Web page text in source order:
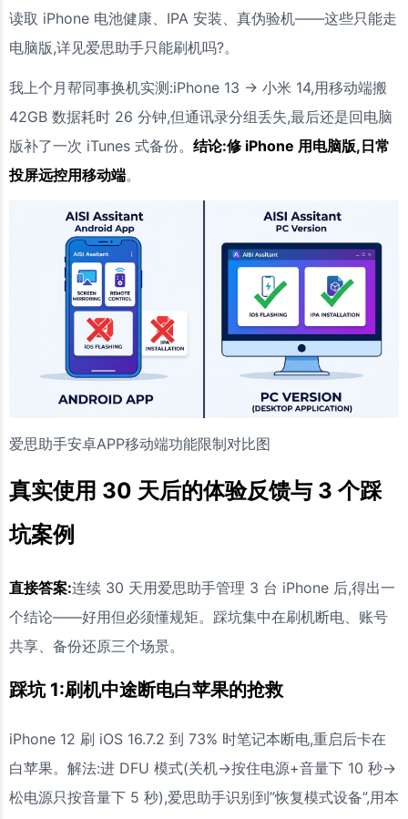
读取 iPhone 电池健康、IPA 安装、真伪验机——这些只能走
电脑版,详见爱思助手只能刷机吗?。
我上个月帮同事换机实测:iPhone 13 → 小米 14,用移动端搬
42GB 数据耗时 26 分钟,但通讯录分组丢失,最后还是回电脑
版补了一次 iTunes 式备份。 结论:修 iPhone 用电脑版,日常
投屏远控用移动端。
爱思助手安卓APP移动端功能限制对比图
真实使用 30 天后的体验反馈与 3 个踩
坑案例
直接答案:连续 30 天用爱思助手管理 3 台 iPhone 后,得出一
个结论——好用但必须懂规矩。踩坑集中在刷机断电、账号
共享、备份还原三个场景。
踩坑 1:刷机中途断电白苹果的抢救
iPhone 12 刷 iOS 16.7.2 到 73% 时笔记本断电,重启后卡在
白苹果。解法:进 DFU 模式(关机→按住电源+音量下 10 秒→
松电源只按音量下 5 秒),爱思助手识别到”恢复模式设备”,用本